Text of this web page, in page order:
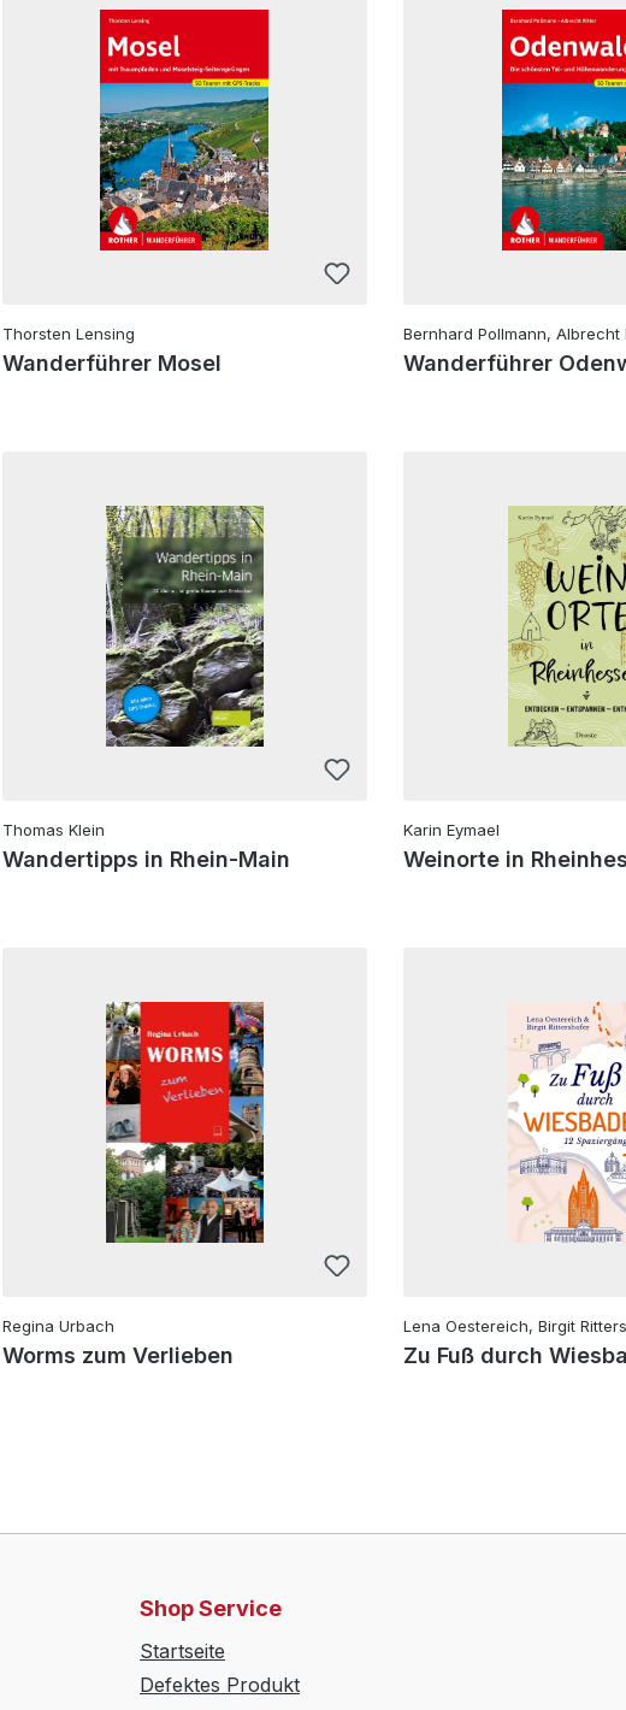
Thorsten Lensing
Wanderführer Mosel
Bernhard Pollmann, Albrecht
Wanderführer
Thomas Klein
Wandertipps in Rhein-Main
Karin Eymael
Weinorte in
Regina Urbach
Worms zum Verlieben
Lena Oestereich, Birgit
Zu Fuß durch
Shop Service
Startseite
Defektes Produkt